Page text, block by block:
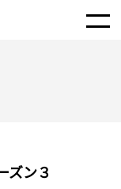
ズン３